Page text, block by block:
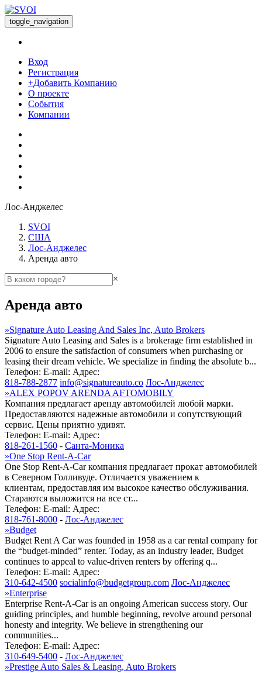
toggle_navigation
Вход
Регистрация
+Добавить Компанию
О проекте
События
Компании
Лос-Анджелес
SVOI
США
Лос-Анджелес
Аренда авто
×
Аренда авто
»Signature Auto Leasing And Sales Inc, Auto Brokers
Signature Auto Leasing and Sales is a brokerage firm established in
2006 to ensure the satisfaction of consumers when purchasing or
leasing their dream vehicle. We specialize in finding the absolute b...
Телефон: E-mail: Адрес:
818-788-2877 info@signatureauto.co Лос-Анджелес
»ALEX POPOV ARENDA AFTOMOBILY
Компания предлагает аренду автомобилей любой марки.
Предоставляются надежные автомобили и сопутствующий
сервис. Цены приятно удивят.
Телефон: E-mail: Адрес:
818-261-1560 - Санта-Моника
»One Stop Rent-A-Car
One Stop Rent-A-Car компания предлагает прокат автомобилей
в Северном Голливуде. Отличается уважением к
клиентам, предоставляя им высокое качество обслуживания.
Стараются выложится на все ст...
Телефон: E-mail: Адрес:
818-761-8000 - Лос-Анджелес
»Budget
Budget Rent A Car was founded in 1958 as a car rental company for
the “budget-minded” renter. Today, as an industry leader, Budget
continues to appeal to value-driven renters by offering q...
Телефон: E-mail: Адрес:
310-642-4500 socialinfo@budgetgroup.com Лос-Анджелес
»Enterprise
Enterprise Rent-A-Car is an ongoing American success story. Our
guiding principles, and humble beginning, revolve around personal
honesty and integrity. We believe in strengthening our
communities...
Телефон: E-mail: Адрес:
310-649-5400 - Лос-Анджелес
»Prestige Auto Sales & Leasing, Auto Brokers